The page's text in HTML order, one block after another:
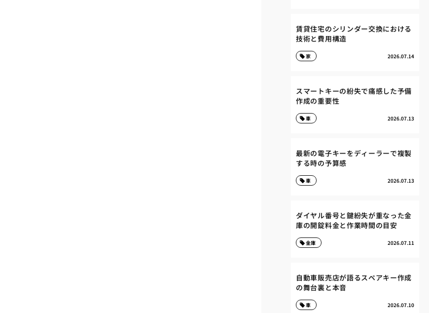
賃貸住宅のシリンダー交換における
技術と費用構造
2026.07.14
家
スマートキーの紛失で痛感した予備
作成の重要性
2026.07.13
車
最新の電子キーをディーラーで複製
する時の予算感
2026.07.13
車
ダイヤル番号と鍵紛失が重なった金
庫の開錠料金と作業時間の目安
2026.07.11
金庫
自動車販売店が語るスペアキー作成
の舞台裏と本音
2026.07.10
車